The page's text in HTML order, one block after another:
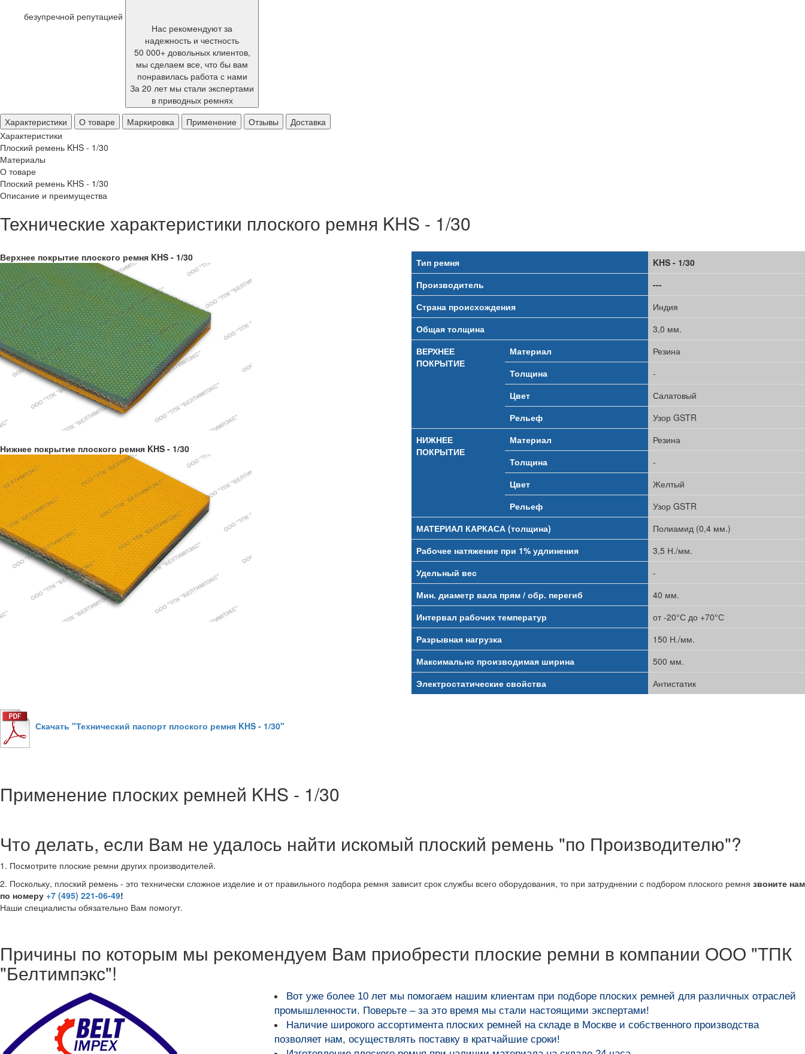
безупречной репутацией
Нас рекомендуют за
надежность и честность
50 000+ довольных клиентов,
мы сделаем все, что бы вам
понравилась работа с нами
За 20 лет мы стали экспертами
в приводных ремнях
Характеристики
О товаре Маркировка Применение Отзывы
Доставка
Характеристики
Плоский ремень KHS - 1/30
Материалы
О товаре
Плоский ремень KHS - 1/30
Описание и преимущества
Технические характеристики плоского ремня KHS - 1/30
Верхнее покрытие плоского ремня KHS - 1/30
Нижнее покрытие плоского ремня KHS - 1/30
Тип ремня
KHS - 1/30
Производитель
---
Страна происхождения
Индия
Общая толщина
3,0 мм.
ВЕРХНЕЕ
ПОКРЫТИЕ
Материал
Резина
Толщина
-
Цвет
Салатовый
Рельеф
Узор GSTR
НИЖНЕЕ
ПОКРЫТИЕ
Материал
Резина
Толщина
-
Цвет
Желтый
Рельеф
Узор GSTR
МАТЕРИАЛ КАРКАСА (толщина)
Полиамид (0,4 мм.)
Рабочее натяжение при 1% удлинения
3,5 Н./мм.
Удельный вес
-
Мин. диаметр вала прям / обр. перегиб
40 мм.
Интервал рабочих температур
от -20°С до +70°С
Разрывная нагрузка
150 Н./мм.
Максимально производимая ширина
500 мм.
Электростатические свойства
Антистатик
Скачать "Технический паспорт плоского ремня KHS - 1/30"
Применение плоских ремней KHS - 1/30
Что делать, если Вам не удалось найти искомый плоский ремень "по Производителю"?
1. Посмотрите плоские ремни других производителей.
2. Поскольку, плоский ремень - это технически сложное изделие и от правильного подбора ремня зависит срок службы всего оборудования, то при затруднении с подбором плоского ремня звоните нам
по номеру +7 (495) 221-06-49!
Наши специалисты обязательно Вам помогут.
Причины по которым мы рекомендуем Вам приобрести плоские ремни в компании ООО "ТПК
"Белтимпэкс"!
Вот уже более 10 лет мы помогаем нашим клиентам при подборе плоских ремней для различных отраслей
промышленности. Поверьте – за это время мы стали настоящими экспертами!
Наличие широкого ассортимента плоских ремней на складе в Москве и собственного производства
позволяет нам, осуществлять поставку в кратчайшие сроки!